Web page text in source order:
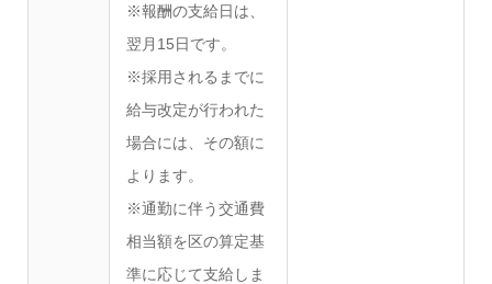
※報酬の支給日は、
翌月15日です。
※採用されるまでに
給与改定が行われた
場合には、その額に
よります。
※通勤に伴う交通費
相当額を区の算定基
準に応じて支給しま